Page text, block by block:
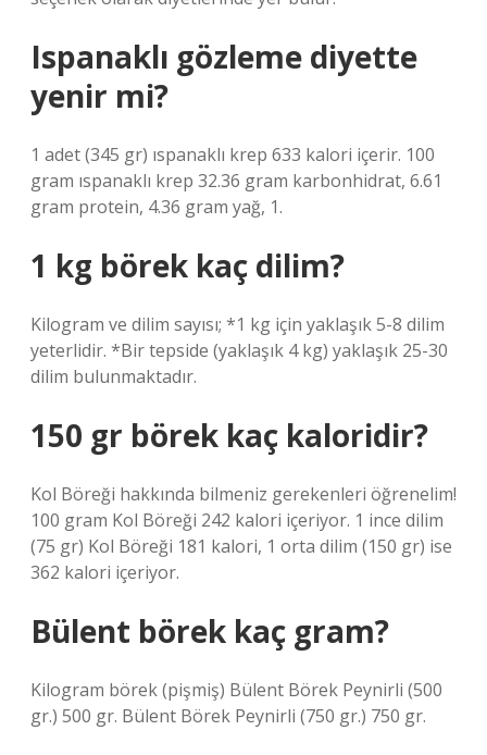
Ispanaklı gözleme diyette
yenir mi?
1 adet (345 gr) ıspanaklı krep 633 kalori içerir. 100
gram ıspanaklı krep 32.36 gram karbonhidrat, 6.61
gram protein, 4.36 gram yağ, 1.
1 kg börek kaç dilim?
Kilogram ve dilim sayısı; *1 kg için yaklaşık 5-8 dilim
yeterlidir. *Bir tepside (yaklaşık 4 kg) yaklaşık 25-30
dilim bulunmaktadır.
150 gr börek kaç kaloridir?
Kol Böreği hakkında bilmeniz gerekenleri öğrenelim!
100 gram Kol Böreği 242 kalori içeriyor. 1 ince dilim
(75 gr) Kol Böreği 181 kalori, 1 orta dilim (150 gr) ise
362 kalori içeriyor.
Bülent börek kaç gram?
Kilogram börek (pişmiş) Bülent Börek Peynirli (500
gr.) 500 gr. Bülent Börek Peynirli (750 gr.) 750 gr.